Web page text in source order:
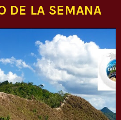
DE LA SEMANA